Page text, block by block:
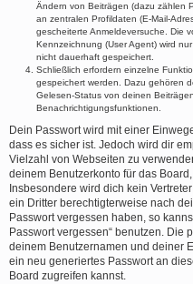
Ändern von Beiträgen (dazu zählen
an zentralen Profildaten (E-Mail-
gescheiterte Anmeldeversuche. Die
Kennzeichnung (User Agent) wird
nicht dauerhaft gespeichert.
Schließlich erfordern einzelne
gespeichert werden. Dazu gehören
Gelesen-Status von deinen
Benachrichtigungsfunktionen.
Dein Passwort wird mit einer
dass es sicher ist. Jedoch wird dir
Vielzahl von Webseiten zu
deinem Benutzerkonto für das
Insbesondere wird dich kein
ein Dritter berechtigterweise nach
Passwort vergessen haben, so
Passwort vergessen“ benutzen. Die
deinem Benutzernamen und deiner
ein neu generiertes Passwort an
Board zugreifen kannst.